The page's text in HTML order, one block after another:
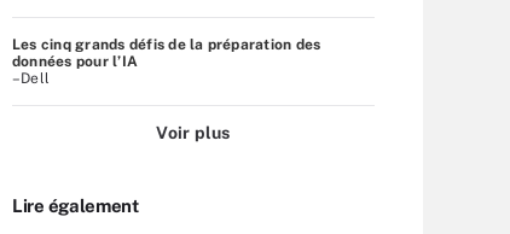
Les cinq grands défis de la préparation des
données pour l’IA
–Dell
Voir plus
Lire également